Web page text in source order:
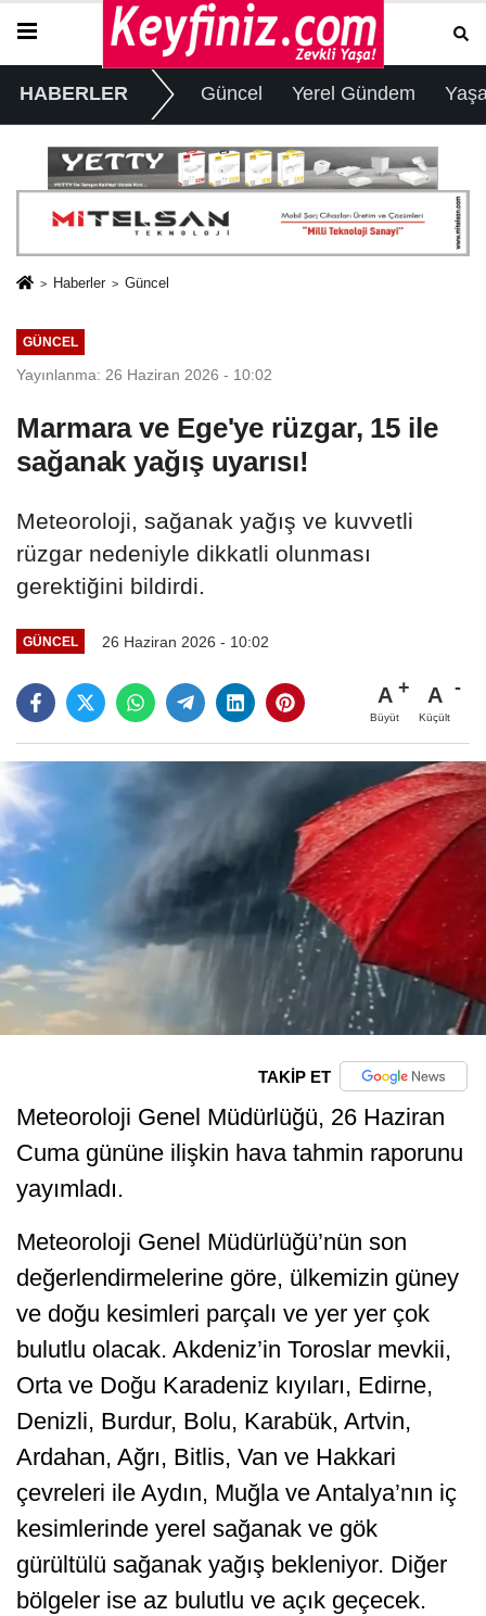
HABERLER Güncel Yerel Gündem
Haberler Güncel
GÜNCEL
Yayınlanma: 26 Haziran 2026 - 10:02
Marmara ve Ege'ye rüzgar, 15 ile
sağanak yağış uyarısı!
Meteoroloji, sağanak yağış ve kuvvetli
rüzgar nedeniyle dikkatli olunması
gerektiğini bildirdi.
GÜNCEL 26 Haziran 2026 - 10:02
A
Büyüt
A
Küçült
TAKİP ET
Meteoroloji Genel Müdürlüğü, 26 Haziran
Cuma gününe ilişkin hava tahmin raporunu
yayımladı.
Meteoroloji Genel Müdürlüğü’nün son
değerlendirmelerine göre, ülkemizin güney
ve doğu kesimleri parçalı ve yer yer çok
bulutlu olacak. Akdeniz’in Toroslar mevkii,
Orta ve Doğu Karadeniz kıyıları, Edirne,
Denizli, Burdur, Bolu, Karabük, Artvin,
Ardahan, Ağrı, Bitlis, Van ve Hakkari
çevreleri ile Aydın, Muğla ve Antalya’nın iç
kesimlerinde yerel sağanak ve gök
gürültülü sağanak yağış bekleniyor. Diğer
bölgeler ise az bulutlu ve açık geçecek.